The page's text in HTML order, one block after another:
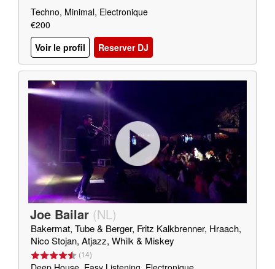
Techno, Minimal, Electronique
€200
Voir le profil
Reserver DJ
Joe Bailar (NL)
Bakermat, Tube & Berger, Fritz Kalkbrenner, Hraach,
Nico Stojan, Atjazz, Whilk & Miskey
(14)